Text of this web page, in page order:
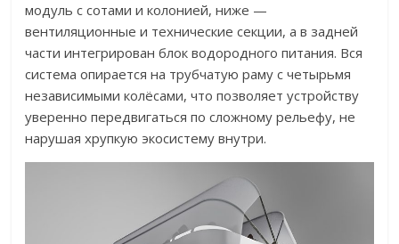
модуль с сотами и колонией, ниже —
вентиляционные и технические секции, а в задней
части интегрирован блок водородного питания. Вся
система опирается на трубчатую раму с четырьмя
независимыми колёсами, что позволяет устройству
уверенно передвигаться по сложному рельефу, не
нарушая хрупкую экосистему внутри.